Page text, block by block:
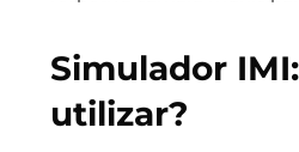
Simulador
utilizar?